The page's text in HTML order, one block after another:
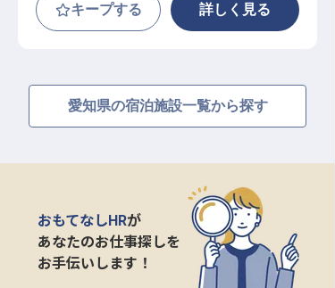
キープする 詳しく見る
愛知県の宿泊施設一覧から探す
おもてなしHRが
あなたのお仕事探しを
お手伝いします！